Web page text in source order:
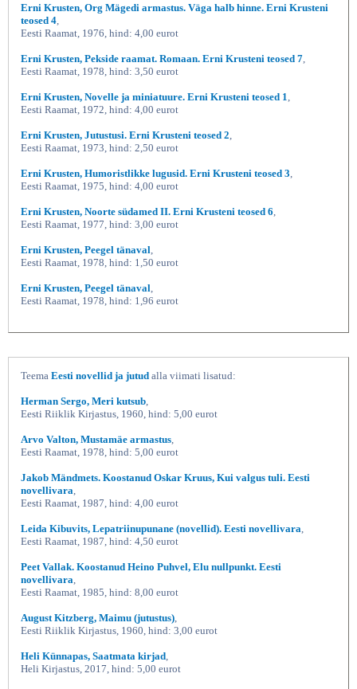
Erni Krusten, Org Mägedi armastus. Väga halb hinne. Erni Krusteni
teosed 4
Eesti Raamat, 1976, hind: 4,00 eurot
Erni Krusten, Pekside raamat. Romaan. Erni Krusteni teosed 7
Eesti Raamat, 1978, hind: 3,50 eurot
Erni Krusten, Novelle ja miniatuure. Erni Krusteni teosed 1
Eesti Raamat, 1972, hind: 4,00 eurot
Erni Krusten, Jutustusi. Erni Krusteni teosed 2
Eesti Raamat, 1973, hind: 2,50 eurot
Erni Krusten, Humoristlikke lugusid. Erni Krusteni teosed 3
Eesti Raamat, 1975, hind: 4,00 eurot
Erni Krusten, Noorte südamed II. Erni Krusteni teosed 6
Eesti Raamat, 1977, hind: 3,00 eurot
Erni Krusten, Peegel tänaval
Eesti Raamat, 1978, hind: 1,50 eurot
Erni Krusten, Peegel tänaval
Eesti Raamat, 1978, hind: 1,96 eurot
Teema Eesti novellid ja jutud alla viimati lisatud:
Herman Sergo, Meri kutsub
Eesti Riiklik Kirjastus, 1960, hind: 5,00 eurot
Arvo Valton, Mustamäe armastus
Eesti Raamat, 1978, hind: 5,00 eurot
Jakob Mändmets. Koostanud Oskar Kruus, Kui valgus tuli. Eesti
novellivara
Eesti Raamat, 1987, hind: 4,00 eurot
Leida Kibuvits, Lepatriinupunane (novellid). Eesti novellivara
Eesti Raamat, 1987, hind: 4,50 eurot
Peet Vallak. Koostanud Heino Puhvel, Elu nullpunkt. Eesti
novellivara
Eesti Raamat, 1985, hind: 8,00 eurot
August Kitzberg, Maimu (jutustus)
Eesti Riiklik Kirjastus, 1960, hind: 3,00 eurot
Heli Künnapas, Saatmata kirjad
Heli Kirjastus, 2017, hind: 5,00 eurot